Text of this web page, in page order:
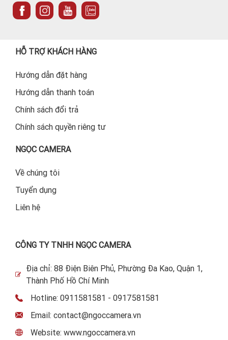
HỖ TRỢ KHÁCH HÀNG
Hướng dẫn đặt hàng
Hướng dẫn thanh toán
Chính sách đổi trả
Chính sách quyền riêng tư
NGỌC CAMERA
Về chúng tôi
Tuyển dụng
Liên hệ
CÔNG TY TNHH NGỌC CAMERA
Địa chỉ: 88 Điện Biên Phủ, Phường Đa Kao, Quận 1,
Thành Phố Hồ Chí Minh
Hotline: 0911581581 - 0917581581
Email: contact@ngoccamera.vn
Website: www.ngoccamera.vn